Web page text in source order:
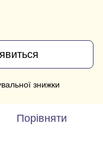
знижки
Порівняти